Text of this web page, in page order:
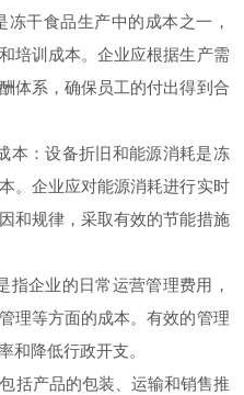
干食品生产中的成本之一，
培训成本。企业应根据生产需
体系，确保员工的付出得到合
：设备折旧和能源消耗是冻
。企业应对能源消耗进行实时
和规律，采取有效的节能措施
企业的日常运营管理费用，
理等方面的成本。有效的管理
和降低行政开支。
括产品的包装、运输和销售推